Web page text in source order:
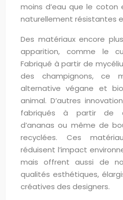
moins d’eau que le
naturellement résistantes
Des matériaux encore
apparition, comme le
Fabriqué à partir de
des champignons, ce
alternative végane et
animal. D’autres
fabriqués à partir de
d’ananas ou même de
recyclées. Ces
réduisent l’impact
mais offrent aussi de
qualités esthétiques,
créatives des designers.